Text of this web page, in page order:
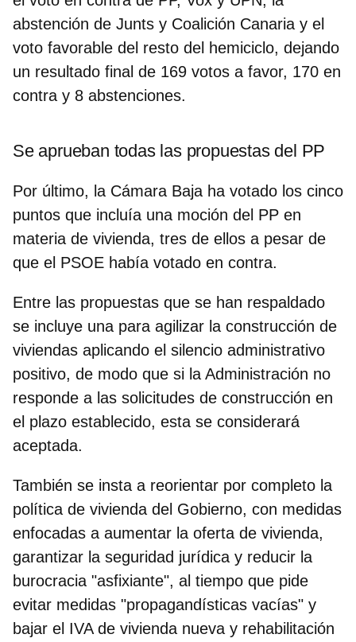
abstención de Junts y Coalición Canaria y el
voto favorable del resto del hemiciclo, dejando
un resultado final de 169 votos a favor, 170 en
contra y 8 abstenciones.
Se aprueban todas las propuestas del PP
Por último, la Cámara Baja ha votado los cinco
puntos que incluía una moción del PP en
materia de vivienda, tres de ellos a pesar de
que el PSOE había votado en contra.
Entre las propuestas que se han respaldado
se incluye una para agilizar la construcción de
viviendas aplicando el silencio administrativo
positivo, de modo que si la Administración no
responde a las solicitudes de construcción en
el plazo establecido, esta se considerará
aceptada.
También se insta a reorientar por completo la
política de vivienda del Gobierno, con medidas
enfocadas a aumentar la oferta de vivienda,
garantizar la seguridad jurídica y reducir la
burocracia "asfixiante", al tiempo que pide
evitar medidas "propagandísticas vacías" y
bajar el IVA de vivienda nueva y rehabilitación